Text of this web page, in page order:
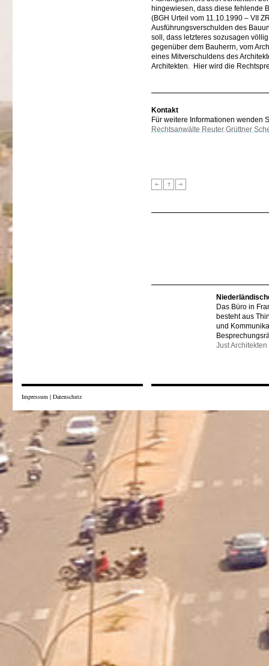
hingewiesen, dass diese fehlende
(BGH Urteil vom 11.10.1990 – VII
Ausführungsverschulden des
soll, dass letzteres sozusagen
gegenüber dem Bauherrn, vom
eines Mitverschuldens des
Architekten. Hier wird die
Kontakt
Für weitere Informationen wenden
Rechtsanwälte Reuter Grüttner
Das Büro in
besteht aus
und
Just Architekten
Impressum | Datenschutz